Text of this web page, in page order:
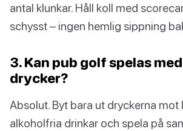
antal klunkar. Håll koll med
schysst – ingen hemlig sippning
3. Kan pub golf spelas
drycker?
Absolut. Byt bara ut dryckerna mot
alkoholfria drinkar och spela på